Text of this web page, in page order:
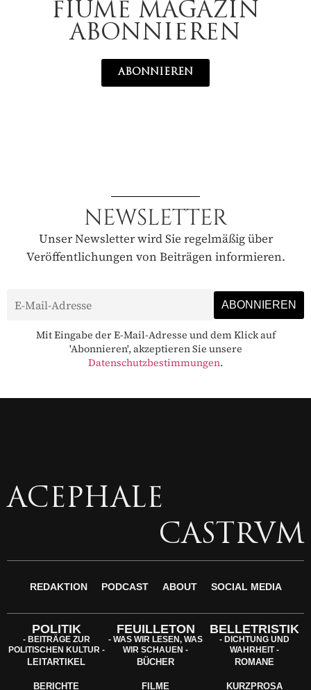
FIUME MAGAZIN
ABONNIEREN
ABONNIEREN
NEWSLETTER
Unser Newsletter wird Sie regelmäßig über
Veröffentlichungen von Beiträgen informieren.
Mit Eingabe der E-Mail-Adresse und dem Klick auf
'Abonnieren', akzeptieren Sie unsere
Datenschutzbestimmungen.
ACEPHALE
CASTRVM
REDAKTION PODCAST ABOUT SOCIAL MEDIA
POLITIK
- BEITRÄGE ZUR
POLITISCHEN KULTUR -
LEITARTIKEL
BERICHTE
FEUILLETON
- WAS WIR LESEN, WAS
WIR SCHAUEN -
BÜCHER
FILME
BELLETRISTIK
- DICHTUNG UND
WAHRHEIT -
ROMANE
KURZPROSA